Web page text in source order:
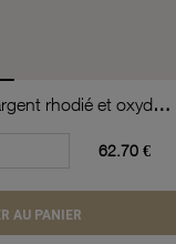
Boucles d'oreilles argent rhodié et oxydes de zirconium
62.70 €
AU PANIER